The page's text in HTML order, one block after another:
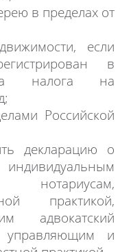
в пределах от
если
в
налога на
Российской
декларацию о
нотариусам,
практикой,
адвокатский
управляющим и